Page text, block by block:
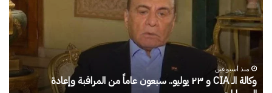
وكالة الـ CIA و ٢٣ يوليو.. سبعون عاماً من المراقبة وإعادة منذ 11 ساعة